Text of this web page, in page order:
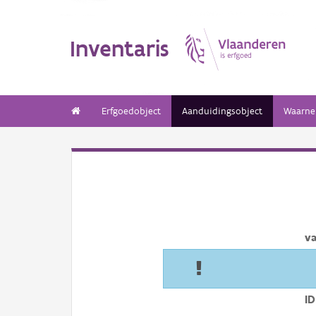
Inventaris
Erfgoedobject Aanduidingsobject
ID